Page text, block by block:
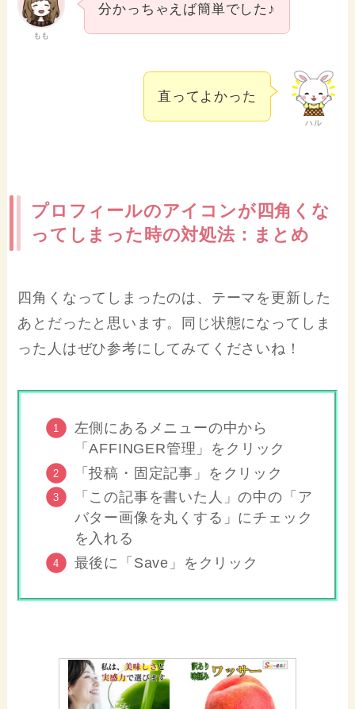
もも
分かっちゃえば簡単でした♪
ハル
直ってよかった
プロフィールのアイコンが四角くな
ってしまった時の対処法：まとめ
四角くなってしまったのは、テーマを更新した
あとだったと思います。同じ状態になってしま
った人はぜひ参考にしてみてくださいね！
左側にあるメニューの中から
「AFFINGER管理」をクリック
「投稿・固定記事」をクリック
「この記事を書いた人」の中の「ア
バター画像を丸くする」にチェック
を入れる
最後に「Save」をクリック